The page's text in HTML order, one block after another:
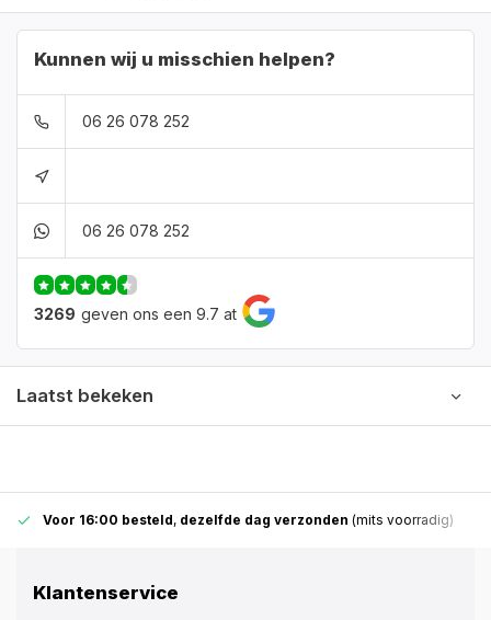
Kunnen wij u misschien helpen?
06 26 078 252
06 26 078 252
3269 geven ons een 9.7 at
Laatst bekeken
Voor 16:00 besteld, dezelfde dag verzonden (mits voorradig)
Klantenservice